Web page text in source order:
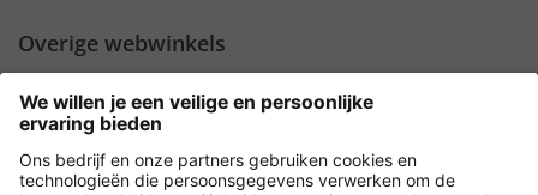
Overige webwinkels
Nederland
Payment and Delivery